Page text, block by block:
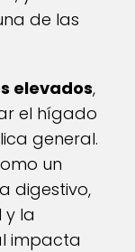
de las
elevados,
el hígado
general.
un
digestivo,
y la
impacta